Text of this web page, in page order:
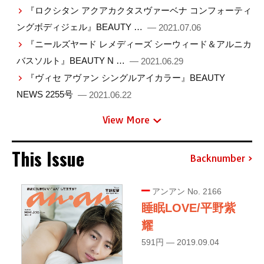
『ロクシタン アクアカクタスヴァーベナ コンフォーティ
ングボディジェル』BEAUTY … — 2021.07.06
『ニールズヤード レメディーズ シーウィード＆アルニカ
バスソルト』BEAUTY N … — 2021.06.29
『ヴィセ アヴァン シングルアイカラー』BEAUTY
NEWS 2255号 — 2021.06.22
View More
This Issue Backnumber
アンアン No. 2166
睡眠LOVE/平野紫
耀
591円 — 2019.09.04